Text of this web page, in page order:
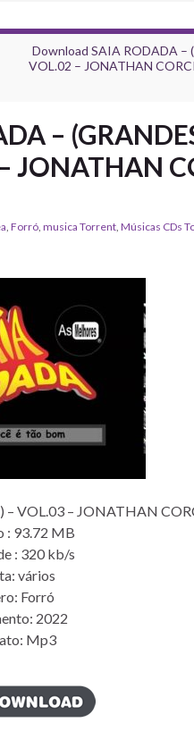
Download SAIA RODADA –
VOL.02 – JONATHAN
–
JONATHAN
, Forró, musica Torrent, ‎Músicas CDs
– VOL.03 – JONATHAN
: 93.72 MB
: 320 kb/s
vários
Forró
2022
Mp3